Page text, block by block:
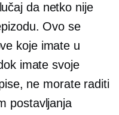
da netko nije
Ovo se
koje imate u
imate svoje
ne morate raditi
postavljanja